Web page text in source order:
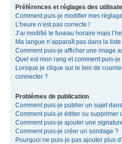
Préférences et réglages des
Comment puis-je modifier mes
L’heure n’est pas correcte !
J’ai modifié le fuseau horaire mais
Ma langue n’apparaît pas dans la liste
Comment puis-je afficher une image
Quel est mon rang et comment puis-
Lorsque je clique sur le lien de
connecter ?
Problèmes de publication
Comment puis-je publier un sujet
Comment puis-je éditer ou supprimer
Comment puis-je ajouter une
Comment puis-je créer un sondage ?
Pourquoi ne puis-je pas ajouter plus